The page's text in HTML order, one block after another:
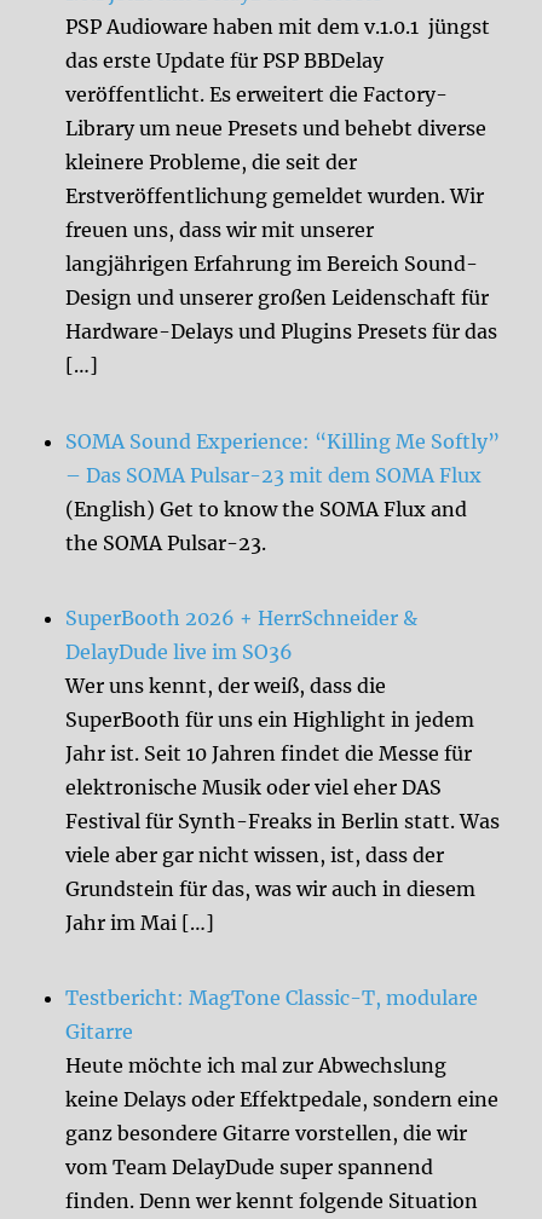
PSP Audioware haben mit dem v.1.0.1 jüngst
das erste Update für PSP BBDelay
veröffentlicht. Es erweitert die Factory-
Library um neue Presets und behebt diverse
kleinere Probleme, die seit der
Erstveröffentlichung gemeldet wurden. Wir
freuen uns, dass wir mit unserer
langjährigen Erfahrung im Bereich Sound-
Design und unserer großen Leidenschaft für
Hardware-Delays und Plugins Presets für das
[…]
SOMA Sound Experience: “Killing Me Softly”
– Das SOMA Pulsar-23 mit dem SOMA Flux
(English) Get to know the SOMA Flux and
the SOMA Pulsar-23.
SuperBooth 2026 + HerrSchneider &
DelayDude live im SO36
Wer uns kennt, der weiß, dass die
SuperBooth für uns ein Highlight in jedem
Jahr ist. Seit 10 Jahren findet die Messe für
elektronische Musik oder viel eher DAS
Festival für Synth-Freaks in Berlin statt. Was
viele aber gar nicht wissen, ist, dass der
Grundstein für das, was wir auch in diesem
Jahr im Mai […]
Testbericht: MagTone Classic-T, modulare
Gitarre
Heute möchte ich mal zur Abwechslung
keine Delays oder Effektpedale, sondern eine
ganz besondere Gitarre vorstellen, die wir
vom Team DelayDude super spannend
finden. Denn wer kennt folgende Situation